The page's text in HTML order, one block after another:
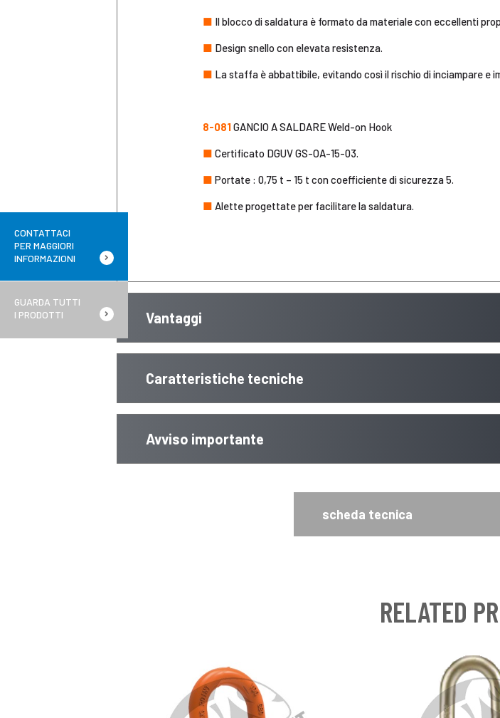
CONTATTACI
PER MAGGIORI
INFORMAZIONI
GUARDA TUTTI
I PRODOTTI
■ Il blocco di saldatura è formato da materiale con eccellenti
■ Design snello con elevata resistenza.
■ La staffa è abbattibile, evitando così il rischio di inciampare e
8-081GANCIO A SALDARE Weld-on Hook
■ Certificato DGUV GS-OA-15-03.
■ Portate : 0,75 t – 15 t con coefficiente di sicurezza 5.
■ Alette progettate per facilitare la saldatura.
Vantaggi
Caratteristiche tecniche
Avviso importante
scheda tecnica
RELATED